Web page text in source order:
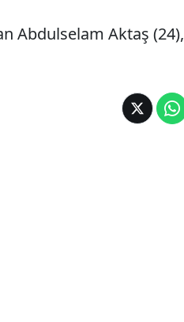
Abdulselam Aktaş (24),